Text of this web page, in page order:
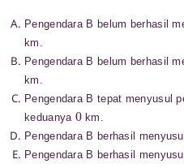
Pengendara B belum berhasil
km.
Pengendara B belum berhasil
km.
Pengendara B tepat menyusul
keduanya
0
km.
Pengendara B berhasil
Pengendara B berhasil